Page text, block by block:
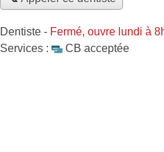
Dentiste - Fermé, ouvre lundi à
Services :
CB acceptée